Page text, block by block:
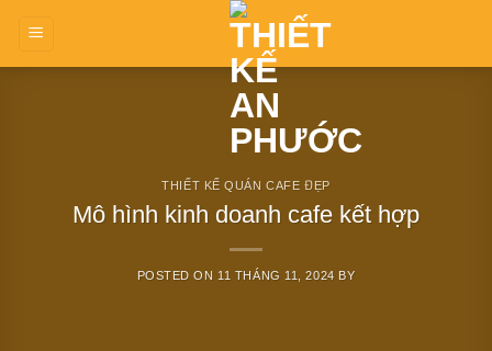
content
THIẾT KẾ QUÁN CAFE ĐẸP
Mô hình kinh doanh cafe kết hợp
POSTED ON 11 THÁNG 11, 2024 BY